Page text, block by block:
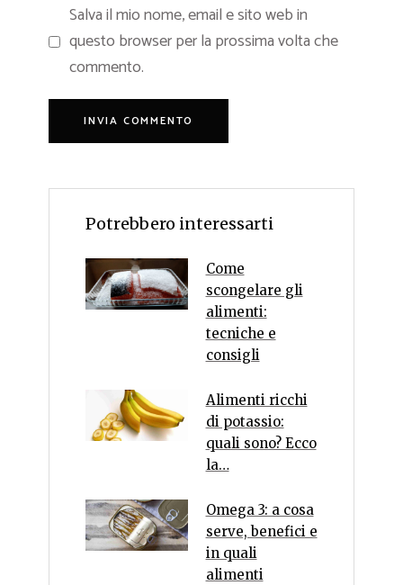
Salva il mio nome, email e sito web in
questo browser per la prossima volta che
commento.
Potrebbero interessarti
Come
scongelare gli
alimenti:
tecniche e
consigli
Alimenti ricchi
di potassio:
quali sono? Ecco
la…
Omega 3: a cosa
serve, benefici e
in quali
alimenti